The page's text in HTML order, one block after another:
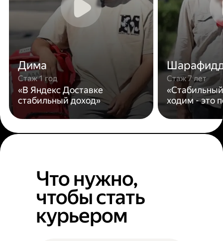
Дима
Стаж 1 год
«В Яндекс Доставке
стабильный доход»
Стаж 7 лет
ходим - это
Что нужно,
чтобы стать
курьером